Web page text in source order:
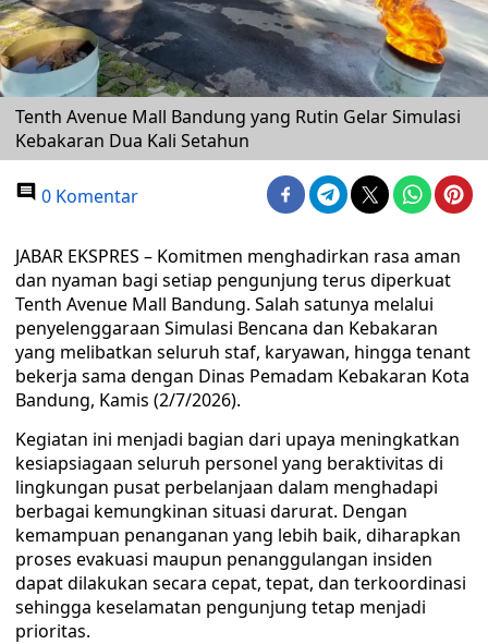
Tenth Avenue Mall Bandung yang Rutin Gelar Simulasi
Kebakaran Dua Kali Setahun
0 Komentar
JABAR EKSPRES – Komitmen menghadirkan rasa aman
dan nyaman bagi setiap pengunjung terus diperkuat
Tenth Avenue Mall Bandung. Salah satunya melalui
penyelenggaraan Simulasi Bencana dan Kebakaran
yang melibatkan seluruh staf, karyawan, hingga tenant
bekerja sama dengan Dinas Pemadam Kebakaran Kota
Bandung, Kamis (2/7/2026).
Kegiatan ini menjadi bagian dari upaya meningkatkan
kesiapsiagaan seluruh personel yang beraktivitas di
lingkungan pusat perbelanjaan dalam menghadapi
berbagai kemungkinan situasi darurat. Dengan
kemampuan penanganan yang lebih baik, diharapkan
proses evakuasi maupun penanggulangan insiden
dapat dilakukan secara cepat, tepat, dan terkoordinasi
sehingga keselamatan pengunjung tetap menjadi
prioritas.